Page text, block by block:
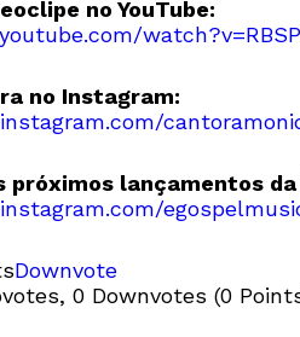
no YouTube:
no Instagram:
próximos lançamentos da
Downvote
0 Downvotes (0